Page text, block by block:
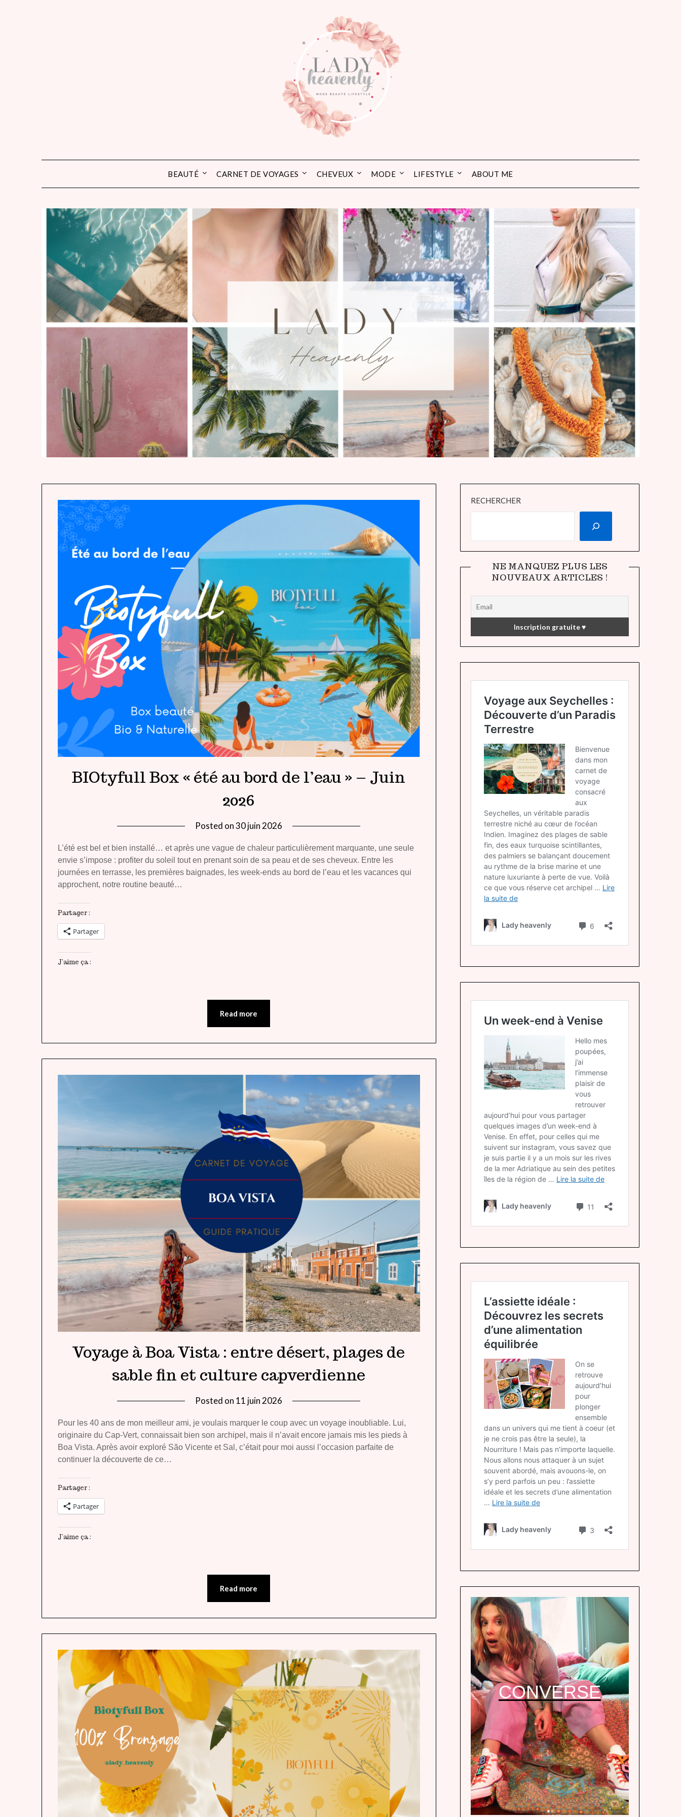
BEAUTÉ CARNET DE VOYAGES CHEVEUX MODE LIFESTYLE ABOUT ME
BIOtyfull Box « été au bord de l’eau » – Juin
2026
Posted on30 juin 2026
heavenly
L’été est bel et bien installé… et après une vague de chaleur particulièrement marquante, une seule
envie s’impose : profiter du soleil tout en prenant soin de sa peau et de ses cheveux. Entre les
journées en terrasse, les premières baignades, les week-ends au bord de l’eau et les vacances qui
approchent, notre routine beauté…
Partager :
Partager
J’aime ça :
Read more
Voyage à Boa Vista : entre désert, plages de
sable fin et culture capverdienne
Posted on 11 juin 2026
heavenly
Pour les 40 ans de mon meilleur ami, je voulais marquer le coup avec un voyage inoubliable. Lui,
originaire du Cap-Vert, connaissait bien son archipel, mais il n’avait encore jamais mis les pieds à
Boa Vista. Après avoir exploré São Vicente et Sal, c’était pour moi aussi l’occasion parfaite de
continuer la découverte de ce…
Partager :
Partager
J’aime ça :
Read more
RECHERCHER
NE MANQUEZ PLUS LES
NOUVEAUX ARTICLES !
CONVERSE